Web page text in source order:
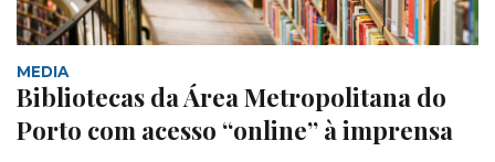
MEDIA
Bibliotecas da Área Metropolitana do
Porto com acesso “online” à imprensa